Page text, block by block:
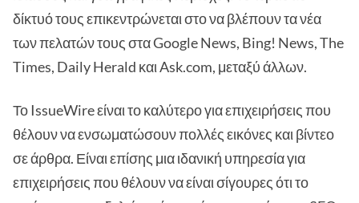
δίκτυό τους επικεντρώνεται στο να βλέπουν τα νέα
των πελατών τους στα Google News, Bing! News, The
Times, Daily Herald και Ask.com, μεταξύ άλλων.
Το IssueWire είναι το καλύτερο για επιχειρήσεις που
θέλουν να ενσωματώσουν πολλές εικόνες και βίντεο
σε άρθρα. Είναι επίσης μια ιδανική υπηρεσία για
επιχειρήσεις που θέλουν να είναι σίγουρες ότι το